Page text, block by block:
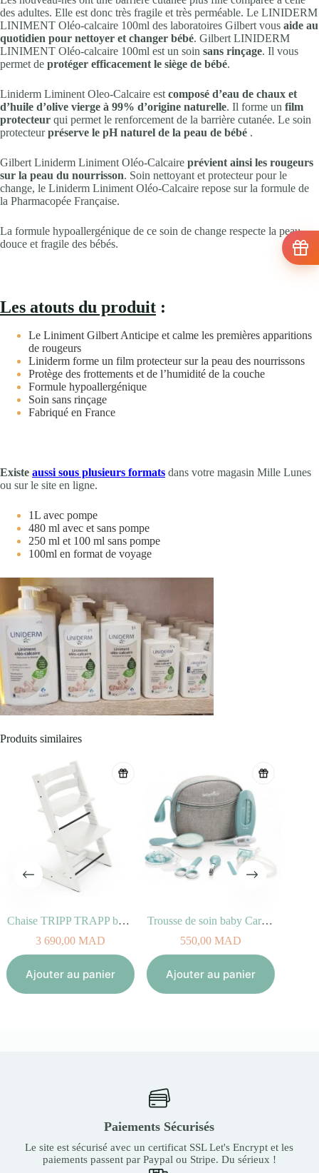
des adultes. Elle est donc très fragile et très perméable. Le LINIDERM
LINIMENT Oléo-calcaire 100ml des laboratoires Gilbert vous aide au
quotidien pour nettoyer et changer bébé. Gilbert LINIDERM
LINIMENT Oléo-calcaire 100ml est un soin sans rinçage. Il vous
permet de protéger efficacement le siège de bébé.
Liniderm Liminent Oleo-Calcaire est composé d’eau de chaux et
d’huile d’olive vierge à 99% d’origine naturelle. Il forme un film
protecteur qui permet le renforcement de la barrière cutanée. Le soin
protecteurpréserve le pH naturel de la peau de bébé .
Gilbert Liniderm Liniment Oléo-Calcaire prévient ainsi les rougeurs
sur la peau du nourrisson. Soin nettoyant et protecteur pour le
change, le Liniderm Liniment Oléo-Calcaire repose sur la formule de
la Pharmacopée Française.
La formule hypoallergénique de ce soin de change respecte la peau
douce et fragile des bébés.
Les atouts du produit :
Le Liniment Gilbert Anticipe et calme les premières apparitions
de rougeurs
Liniderm forme un film protecteur sur la peau des nourrissons
Protège des frottements et de l’humidité de la couche
Formule hypoallergénique
Soin sans rinçage
Fabriqué en France
Existe aussi sous plusieurs formats dans votre magasin Mille Lunes
ou sur le site en ligne.
1L avec pompe
480 ml avec et sans pompe
250 ml et 100 ml sans pompe
100ml en format de voyage
Produits similaires
Chaise TRIPP TRAPP bois de Hêtre blanc
3 690,00MAD
Ajouter au panier
Trousse de soin baby Care Kit Aqua Babymoov
550,00MAD
Ajouter au panier
Paiements Sécurisés
Le site est sécurisé avec un certificat SSL Let's Encrypt et les
paiements passent par Paypal ou Stripe. Du sérieux !